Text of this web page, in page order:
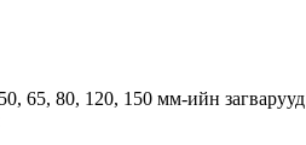
50, 65, 80, 120, 150 мм-ийн загварууд